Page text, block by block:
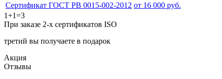
Сертификат ГОСТ РВ 0015-002-2012 от 16 000 руб.
1+1=3
При заказе 2-х сертификатов ISO
третий вы получаете в подарок
Акция
Отзывы